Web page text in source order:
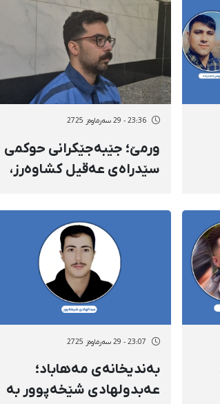
مانگ بەندکران بۆ
بەندیخانەی میاندواو
23:36 - 29 سەرماوەز 2725
ورمێ؛ جێبەجێکرانی حوکمی
سێدراەی عەقیل کشاوەرز،
"سیخوڕی بە قازانجی
ئیسرائیل" لە بەندیخانەی
23:07 - 29 سەرماوەز 2725
بەندیخانەی مەهاباد؛
عەبدولهادی شێخەپوور بە